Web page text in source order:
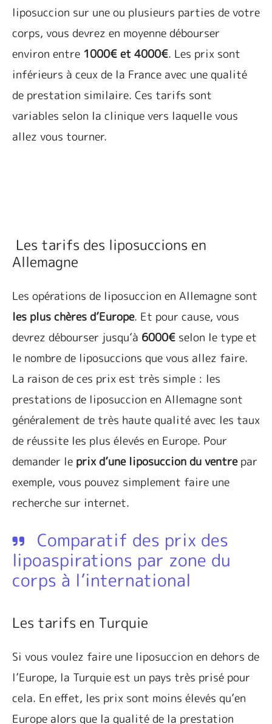
liposuccion sur une ou plusieurs parties de votre
corps, vous devrez en moyenne débourser
environ entre 1000€ et 4000€. Les prix sont
inférieurs à ceux de la France avec une qualité
de prestation similaire. Ces tarifs sont
variables selon la clinique vers laquelle vous
allez vous tourner.
Les tarifs des liposuccions en
Allemagne
Les opérations de liposuccion en Allemagne sont
les plus chères d’Europe. Et pour cause, vous
devrez débourser jusqu’à 6000€ selon le type et
le nombre de liposuccions que vous allez faire.
La raison de ces prix est très simple : les
prestations de liposuccion en Allemagne sont
généralement de très haute qualité avec les taux
de réussite les plus élevés en Europe. Pour
demander le prix d’une liposuccion du ventrepar
exemple, vous pouvez simplement faire une
recherche sur internet.
Comparatif des prix des
lipoaspirations par zone du
corps à l’international
Les tarifs en Turquie
Si vous voulez faire une liposuccion en dehors de
l’Europe, la Turquie est un pays très prisé pour
cela. En effet, les prix sont moins élevés qu’en
Europe alors que la qualité de la prestation